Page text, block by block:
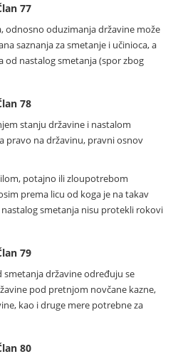
77
odnosno oduzimanja državine može
saznanja za smetanje i učinioca, a
od nastalog smetanja (spor zbog
78
stanju državine i nastalom
pravo na državinu, pravni osnov
potajno ili zloupotrebom
prema licu od koga je na takav
smetanja nisu protekli rokovi
79
državine određuju se
pod pretnjom novčane kazne,
kao i druge mere potrebne za
80